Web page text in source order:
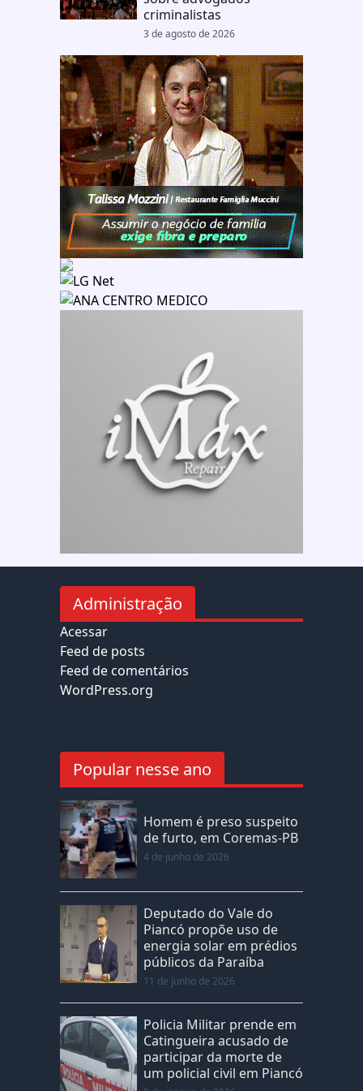
criminalistas
3 de agosto de 2026
Administração
Acessar
Feed de posts
Feed de comentários
WordPress.org
Popular nesse ano
Homem é preso suspeito
de furto, em Coremas-PB
4 de junho de 2026
Deputado do Vale do
Piancó propõe uso de
energia solar em prédios
públicos da Paraíba
11 de junho de 2026
Policia Militar prende em
Catingueira acusado de
participar da morte de
um policial civil em Piancó